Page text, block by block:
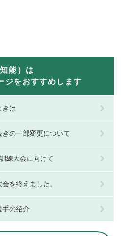
能）は
ジをおすすめします
きは
の一部変更について
練大会に向けて
を終えました。
手の紹介